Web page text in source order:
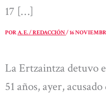
17 […]
PORA. E. / REDACCIÓN/16
La Ertzaintza detuvo
51 años, ayer,